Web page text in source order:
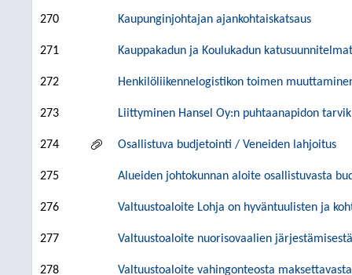
270 Kaupunginjohtajan ajankohtaiskatsaus
271 Kauppakadun ja Koulukadun katusuunnitelmat
272 Henkilöliikennelogistikon toimen
273 Liittyminen Hansel Oy:n puhtaanapidon
274 Osallistuva budjetointi / Veneiden lahjoitus
275 Alueiden johtokunnan aloite osallistuvasta
276 Valtuustoaloite Lohja on hyväntuulisten ja
277 Valtuustoaloite nuorisovaalien
278 Valtuustoaloite vahingonteosta